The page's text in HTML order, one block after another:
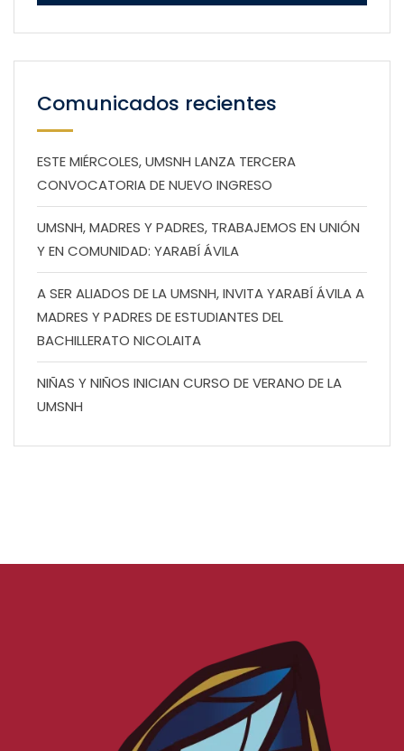
Comunicados recientes
ESTE MIÉRCOLES, UMSNH LANZA TERCERA
CONVOCATORIA DE NUEVO INGRESO
UMSNH, MADRES Y PADRES, TRABAJEMOS EN UNIÓN
Y EN COMUNIDAD: YARABÍ ÁVILA
A SER ALIADOS DE LA UMSNH, INVITA YARABÍ ÁVILA A
MADRES Y PADRES DE ESTUDIANTES DEL
BACHILLERATO NICOLAITA
NIÑAS Y NIÑOS INICIAN CURSO DE VERANO DE LA
UMSNH